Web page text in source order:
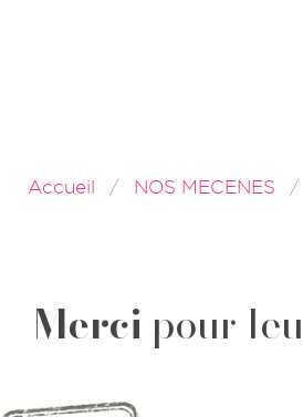
Accueil NOS MECENES
Merci pour